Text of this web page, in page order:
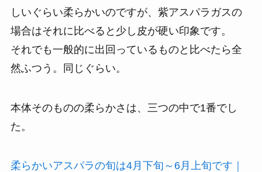
しいぐらい柔らかいのですが、紫アスパラガスの
場合はそれに比べると少し皮が硬い印象です。
それでも一般的に出回っているものと比べたら全
然ふつう。同じぐらい。
本体そのものの柔らかさは、三つの中で1番でし
た。
柔らかいアスパラの旬は4月下旬～6月上旬です｜